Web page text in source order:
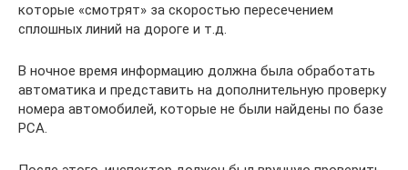
которые «смотрят» за скоростью пересечением
сплошных линий на дороге и т.д.
В ночное время информацию должна была обработать
автоматика и представить на дополнительную проверку
номера автомобилей, которые не были найдены по базе
РСА.